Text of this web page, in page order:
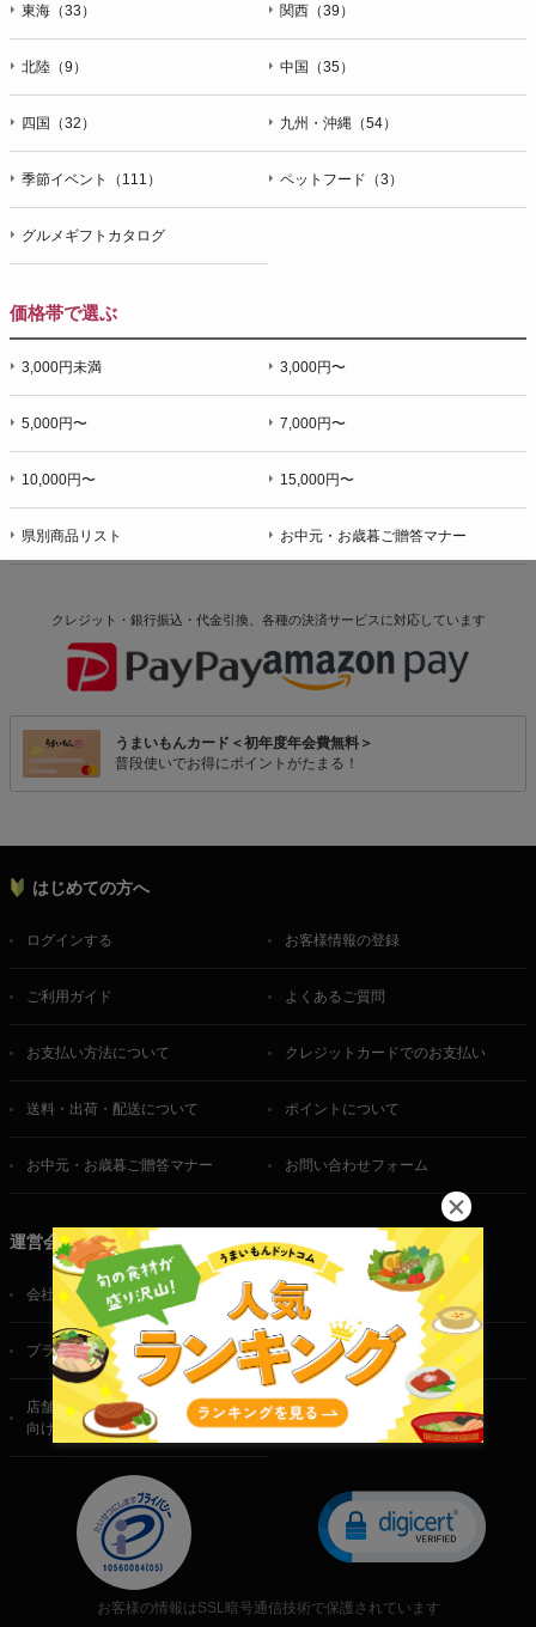
東海（33） 関西（39）
北陸（9） 中国（35）
四国（32） 九州・沖縄（54）
季節イベント（111） ペットフード（3）
グルメギフトカタログ
価格帯で選ぶ
3,000円未満 3,000円〜
5,000円〜 7,000円〜
10,000円〜 15,000円〜
県別商品リスト お中元・お歳暮ご贈答マナー
クレジット・銀行振込・代金引換、各種の決済サービスに対応しています
うまいもんカード＜初年度年会費無料＞
普段使いでお得にポイントがたまる！
はじめての方へ
ログインする お客様情報の登録
ご利用ガイド よくあるご質問
お支払い方法について クレジットカードでのお支払い
送料・出荷・配送について ポイントについて
お中元・お歳暮ご贈答マナー お問い合わせフォーム
運営会社
会社概要 ご利用規約
プライバシーポリシー 特定商取引法に基づく表記
店舗・法人・生産者様
向けのお問い合わせ
お客様の情報はSSL暗号通信技術で保護されています